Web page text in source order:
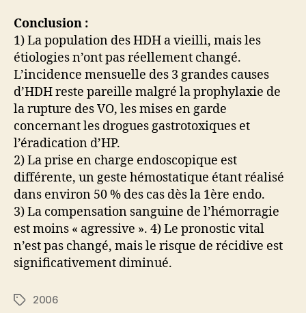
Conclusion :
1) La population des HDH a vieilli, mais les
étiologies n’ont pas réellement changé.
L’incidence mensuelle des 3 grandes causes
d’HDH reste pareille malgré la prophylaxie de
la rupture des VO, les mises en garde
concernant les drogues gastrotoxiques et
l’éradication d’HP.
2) La prise en charge endoscopique est
différente, un geste hémostatique étant réalisé
dans environ 50 % des cas dès la 1ère endo.
3) La compensation sanguine de l’hémorragie
est moins « agressive ». 4) Le pronostic vital
n’est pas changé, mais le risque de récidive est
significativement diminué.
Étiquettes
2006